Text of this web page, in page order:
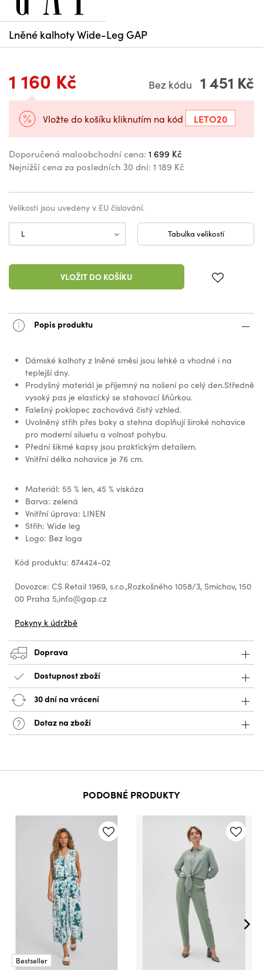
Lněné kalhoty Wide-Leg GAP
1 160 Kč Bez kódu 1 451 Kč
Vložte do košíku kliknutím na kód LETO20
Doporučená maloobchodní cena: 1 699 Kč
Nejnižší cena za posledních 30 dní: 1 189 Kč
Velikosti jsou uvedeny v EU číslování.
Tabulka velikostí
VLOŽIT DO KOŠÍKU
Popis produktu
Dámské kalhoty z lněné směsi jsou lehké a vhodné i na
teplejší dny.
Prodyšný materiál je příjemný na nošení po celý den.Středně
vysoký pas je elastický se stahovací šňůrkou.
Falešný poklopec zachovává čistý vzhled.
Uvolněný střih přes boky a stehna doplňují široké nohavice
pro moderní siluetu a volnost pohybu.
Přední šikmé kapsy jsou praktickým detailem.
Vnitřní délka nohavice je 76 cm.
Materiál: 55 % len, 45 % viskóza
Barva: zelená
Vnitřní úprava: LINEN
Střih: Wide leg
Logo: Bez loga
Kód produktu: 874424-02
Dovozce: CS Retail 1969, s.r.o.,Rozkošného 1058/3, Smíchov, 150
00 Praha 5,info@gap.cz
Pokyny k údržbě
Doprava
Dostupnost zboží
30 dní na vrácení
Dotaz na zboží
PODOBNÉ PRODUKTY
Bestseller